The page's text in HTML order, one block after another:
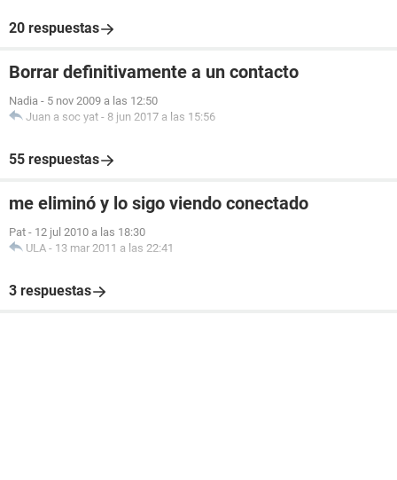
20 respuestas
Borrar definitivamente a un contacto
Nadia - 5 nov 2009 a las 12:50
Juan a soc yat - 8 jun 2017 a las 15:56
55 respuestas
me eliminó y lo sigo viendo conectado
Pat - 12 jul 2010 a las 18:30
ULA - 13 mar 2011 a las 22:41
3 respuestas